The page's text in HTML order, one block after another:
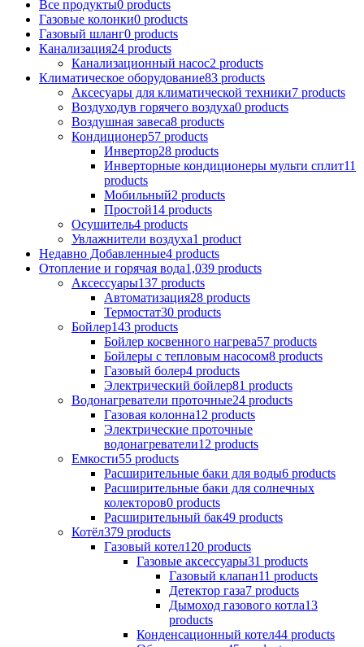
Все продукты0 products
Газовые колонки0 products
Газовый шланг0 products
Канализация24 products
Канализационный насос2 products
Климатическое оборудование83 products
Аксесуары для климатической техники7 products
Воздуходув горячего воздуха0 products
Воздушная завеса8 products
Кондиционер57 products
Инвертор28 products
Инверторные кондиционеры мульти сплит11
products
Мобильный2 products
Простой14 products
Осушитель4 products
Увлажнители воздуха1 product
Недавно Добавленные4 products
Отопление и горячая вода1,039 products
Аксессуары137 products
Aвтоматизация28 products
Термостат30 products
Бойлер143 products
Бойлер косвенного нагрева57 products
Бойлеры с тепловым насосом8 products
Газовый болер4 products
Электрический бойлер81 products
Водонагреватели проточные24 products
Газовая колонна12 products
Электрические проточные
водонагреватели12 products
Емкости55 products
Расширительные баки для воды6 products
Расширительные баки для солнечных
колекторов0 products
Расширительный бак49 products
Котёл379 products
Газовый котел120 products
Газовые аксессуары31 products
Газовый клапан11 products
Детектор газа7 products
Дымоход газового котла13
products
Конденсационный котел44 products